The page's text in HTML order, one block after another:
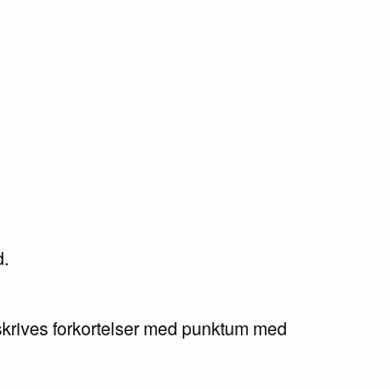
forkortelser med punktum med